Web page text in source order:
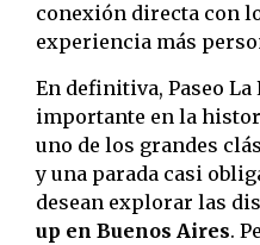
conexión directa con
experiencia más
En definitiva, Paseo
importante en la
uno de los grandes
y una parada casi
desean explorar las
up en Buenos Aires.